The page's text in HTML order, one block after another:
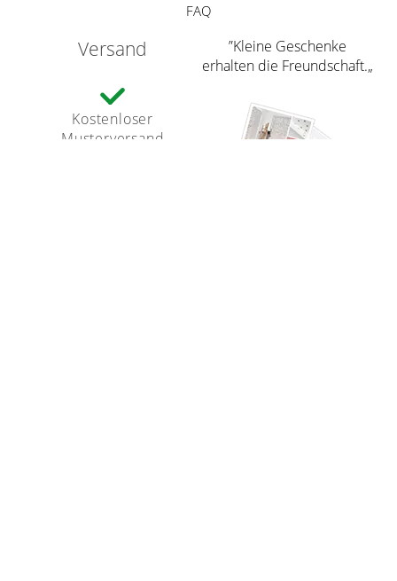
FAQ
Versand
Kostenloser
Musterversand
”Kleine Geschenke
erhalten die Freundschaft.„